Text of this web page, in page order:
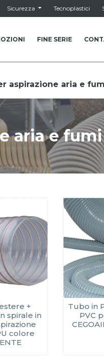
Sicurezza Tecnoplastici
FINE SERIE
aspirazione aria e
aria e fumi
+
spirale in
colore
Tubo in
PVC